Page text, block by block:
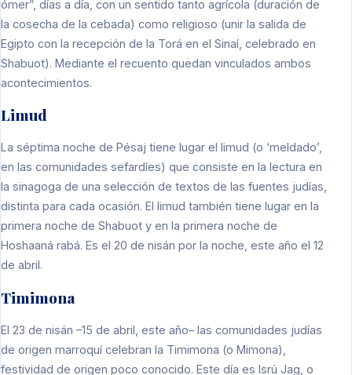
ómer”, días a día, con un sentido tanto agrícola (duración de
la cosecha de la cebada) como religioso (unir la salida de
Egipto con la recepción de la Torá en el Sinaí, celebrado en
Shabuot). Mediante el recuento quedan vinculados ambos
acontecimientos.
Limud
La séptima noche de Pésaj tiene lugar el limud (o ‘meldado’,
en las comunidades sefardíes) que consiste en la lectura en
la sinagoga de una selección de textos de las fuentes judías,
distinta para cada ocasión. El limud también tiene lugar en la
primera noche de Shabuot y en la primera noche de
Hoshaaná rabá. Es el 20 de nisán por la noche, este año el 12
de abril.
Timimona
El 23 de nisán –15 de abril, este año– las comunidades judías
de origen marroquí celebran la Timimona (o Mimona),
festividad de origen poco conocido. Este día es Isrú Jag, o